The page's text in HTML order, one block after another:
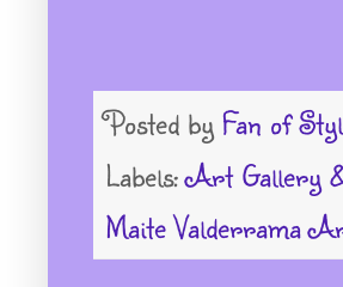
Posted by Fan of
Labels:Art Gallery
Maite Valderrama